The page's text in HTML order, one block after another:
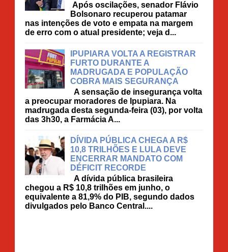
Após oscilações, senador Flávio
Bolsonaro recuperou patamar
nas intenções de voto e empata na margem
de erro com o atual presidente; veja d...
IPUPIARA VOLTA A REGISTRAR
FURTO DURANTE A
MADRUGADA E POPULAÇÃO
COBRA MAIS SEGURANÇA
A sensação de insegurança volta
a preocupar moradores de Ipupiara. Na
madrugada desta segunda-feira (03), por volta
das 3h30, a Farmácia A...
DÍVIDA PÚBLICA CHEGA A R$
10,8 TRILHÕES E LULA DEVE
ENCERRAR MANDATO COM
DÉFICIT RECORDE
A dívida pública brasileira
chegou a R$ 10,8 trilhões em junho, o
equivalente a 81,9% do PIB, segundo dados
divulgados pelo Banco Central....